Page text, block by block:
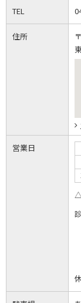
TEL
住所
営業日
△